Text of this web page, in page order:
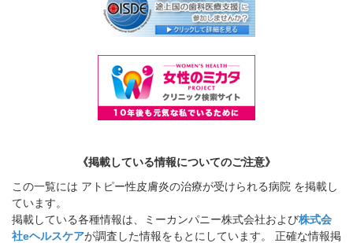
《掲載している情報についてのご注意》
この一覧には アトピー性皮膚炎の治療が受けられる病院 を掲載し
ています。
掲載している各種情報は、ミーカンパニー株式会社および株式会
社eヘルスケアが調査した情報をもとにしています。 正確な情報掲